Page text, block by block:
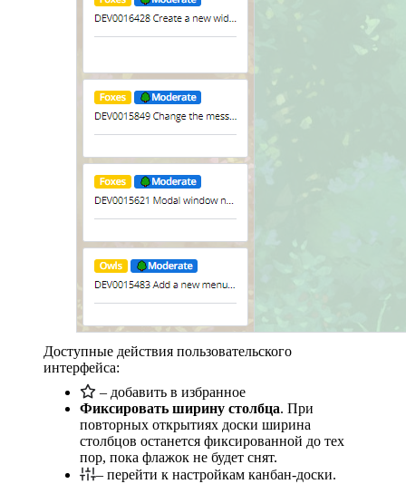
Доступные действия пользовательского
интерфейса:
– добавить в избранное
Фиксировать ширину столбца. При
повторных открытиях доски ширина
столбцов останется фиксированной до тех
пор, пока флажок не будет снят.
– перейти к настройкам канбан-доски.